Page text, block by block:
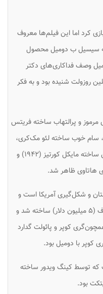
کرد اما این فیلم‌ها معروف
سیسیل ب دومیل محصول
دمیل وصف فداکاری‌های دکتر
روزولت شنیده بود و به فکر
و پرالتهاب ساخته فریتس
سام خوب ساخته لئو مک‌کری،
سرچشمه ساخته کینگ ویدور، برگ روشن ساخته مایکل کورتیز (۱۹۴۲) و
هاتاوی ظاهر شد.
و شکل‌گیری آمریکا است و
همانند سایر آثار دومیل با هزینه‌های گزاف (۵ میلیون دلار) ساخته شد و
کوپر و پائولت گدارد
با دومیل بود.
توسط کینگ ویدور ساخته
بود.